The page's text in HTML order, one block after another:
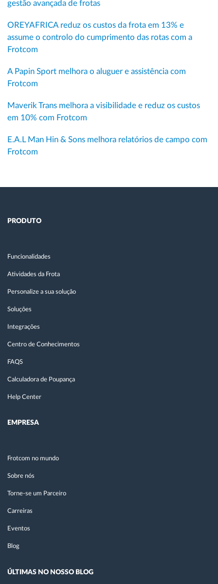
gestão avançada de frotas
OREYAFRICA reduz os custos da frota em 13% e
assume o controlo do cumprimento das rotas com a
Frotcom
A Papin Sport melhora o aluguer e assistência com
Frotcom
Maverik Trans melhora a visibilidade e reduz os custos
em 10% com Frotcom
E.A.L Man Hin & Sons melhora relatórios de campo com
Frotcom
PRODUTO
Funcionalidades
Atividades da Frota
Personalize a sua solução
Soluções
Integrações
Centro de Conhecimentos
FAQS
Calculadora de Poupança
Help Center
EMPRESA
Frotcom no mundo
Sobre nós
Torne-se um Parceiro
Carreiras
Eventos
Blog
ÚLTIMAS NO NOSSO BLOG